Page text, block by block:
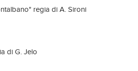
regia di A. Sironi
di G. Jelo